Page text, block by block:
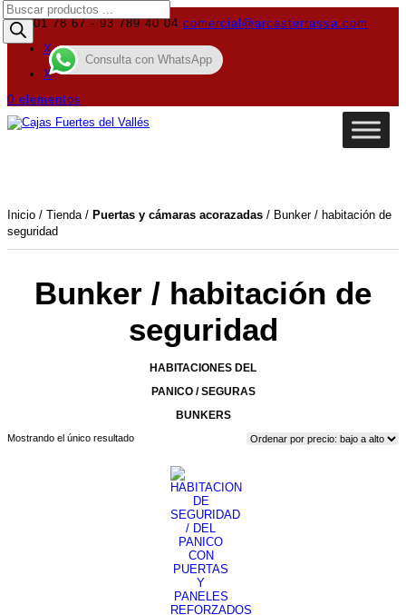
619 01 78 67 - 93 789 40 04 comercial@arcasterrassa.com
X
X
0 elementos
Búsqueda
de
productos
Inicio / Tienda/ Puertas y cámaras acorazadas / Bunker / habitación de
seguridad
Bunker / habitación de
seguridad
HABITACIONES DEL
PANICO / SEGURAS
BUNKERS
Mostrando el único resultado
Consulta con WhatsApp